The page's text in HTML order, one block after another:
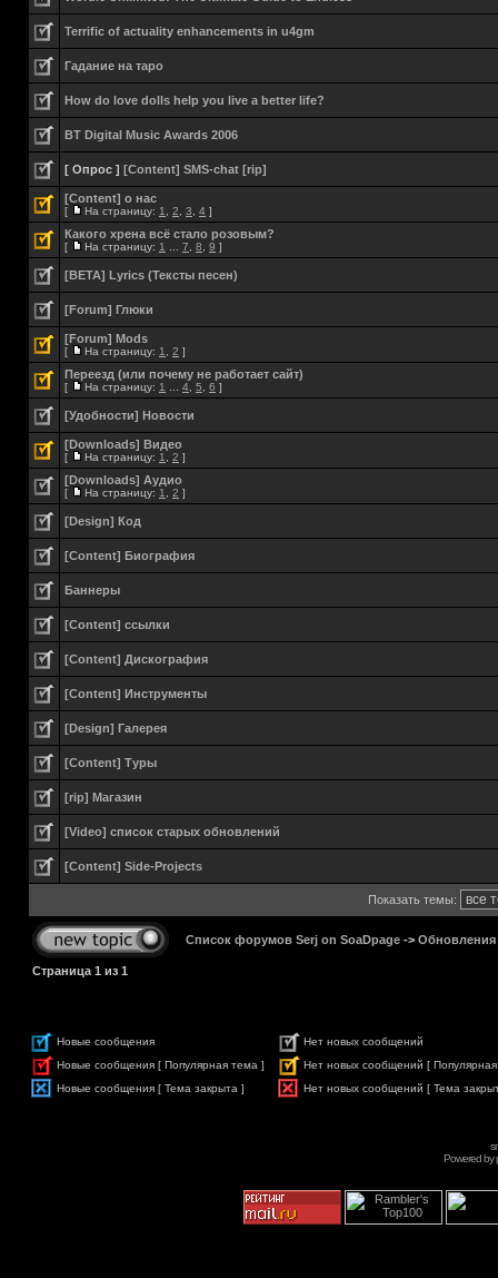
Terrific of actuality enhancements in u4gm
Гадание на таро
How do love dolls help you live a better life?
BT Digital Music Awards 2006
[ Опрос ] [Content] SMS-chat [rip]
[Content] о нас
[ На страницу: 1 2 3 4 ]
Какого хрена всё стало розовым?
[ На страницу: 1 7 8 9 ]
[BETA] Lyrics (Тексты песен)
[Forum] Глюки
[Forum] Mods
[ На страницу: 1 2 ]
Переезд (или почему не работает сайт)
[ На страницу: 1 4 5 6 ]
[Удобности] Новости
[Downloads] Видео
[ На страницу: 1 2 ]
[Downloads] Аудио
[ На страницу: 1 2 ]
[Design] Код
[Content] Биография
Баннеры
[Content] ссылки
[Content] Дискография
[Content] Инструменты
[Design] Галерея
[Content] Туры
[rip] Магазин
[Video] список старых обновлений
[Content] Side-Projects
Показать темы:
Список форумов Serj on SoaDpage -> Обновления
Страница 1 из 1
Новые сообщения
Нет новых сообщений
Новые сообщения [ Популярная тема ]
Нет новых сообщений [
Новые сообщения [ Тема закрыта ]
Нет новых сообщений [ Тема
Powered by